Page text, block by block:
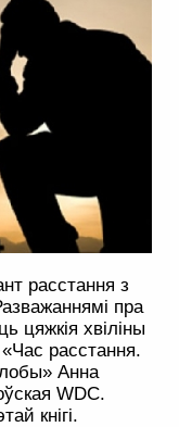
расстання з
пра
цяжкія хвіліны
«Час расстання.
Анна
WDC.
кнігі.